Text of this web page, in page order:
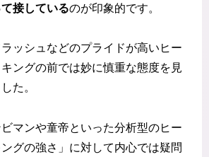
接しているのが印象的です。
ッシュなどのプライドが高いヒー
ングの前では妙に慎重な態度を見
た。
マンや童帝といった分析型のヒー
グの強さ」に対して内心では疑問